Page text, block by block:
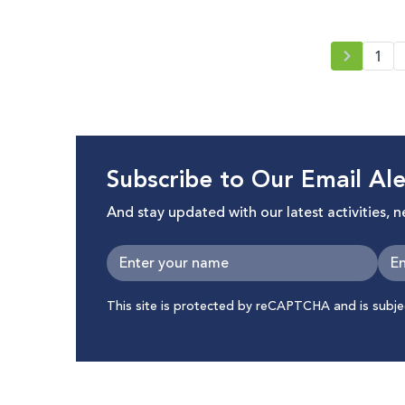
1
Subscribe to Our Email
And stay updated with our latest activities,
This site is protected by reCAPTCHA and is